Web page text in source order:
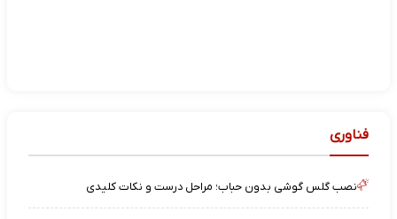
فناوری
نصب گلس گوشی بدون حباب؛ مراحل درست و نکات کلیدی